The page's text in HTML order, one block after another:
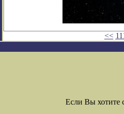
<<
Если Вы хотите